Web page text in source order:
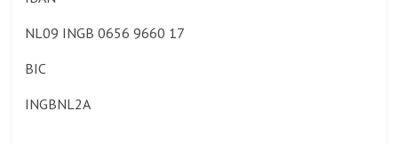
NL09 INGB 0656 9660 17
BIC
INGBNL2A